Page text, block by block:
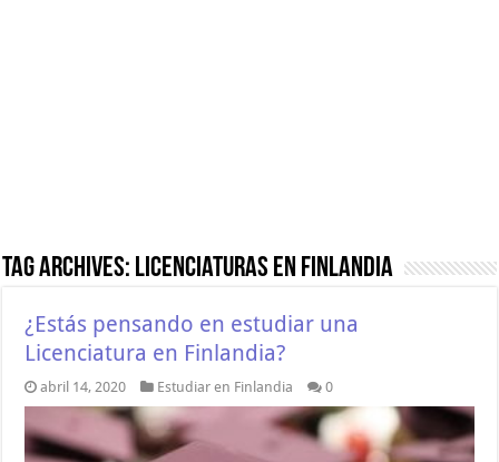
Tag Archives: Licenciaturas en Finlandia
¿Estás pensando en estudiar una
Licenciatura en Finlandia?
abril 14, 2020 Estudiar en Finlandia 0